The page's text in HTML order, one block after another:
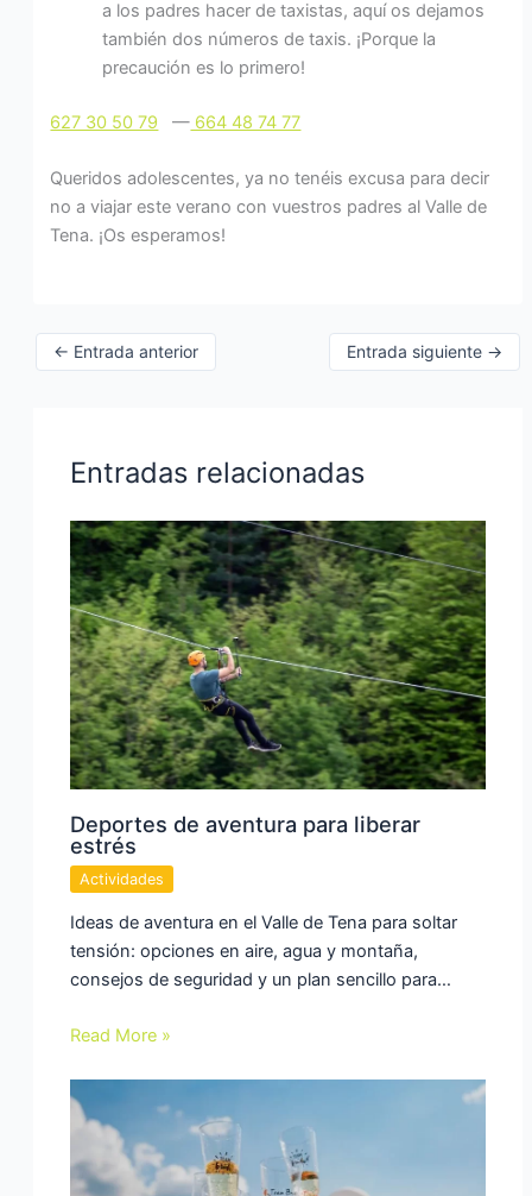
a los padres hacer de taxistas, aquí os dejamos
también dos números de taxis. ¡Porque la
precaución es lo primero!
627 30 50 79 — 664 48 74 77
Queridos adolescentes, ya no tenéis excusa para decir
no a viajar este verano con vuestros padres al Valle de
Tena. ¡Os esperamos!
← Entrada anterior Entrada siguiente →
Entradas relacionadas
Deportes de aventura para liberar
estrés
Actividades
Ideas de aventura en el Valle de Tena para soltar
tensión: opciones en aire, agua y montaña,
consejos de seguridad y un plan sencillo para…
Read More »